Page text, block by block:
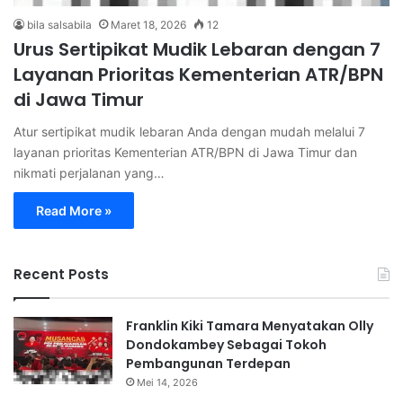
bila salsabila Maret 18, 2026 12
Urus Sertipikat Mudik Lebaran dengan 7
Layanan Prioritas Kementerian ATR/BPN
di Jawa Timur
Atur sertipikat mudik lebaran Anda dengan mudah melalui 7
layanan prioritas Kementerian ATR/BPN di Jawa Timur dan
nikmati perjalanan yang…
Read More »
Recent Posts
Franklin Kiki Tamara Menyatakan Olly
Dondokambey Sebagai Tokoh
Pembangunan Terdepan
Mei 14, 2026